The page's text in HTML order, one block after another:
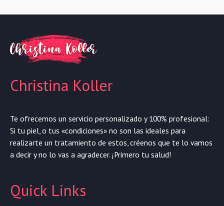
Christina Koller
Te ofrecemos un servicio personalizado y 100% profesional:
Si tu piel, o tus «condiciones» no son las ideales para
realizarte un tratamiento de estos, créenos que te lo vamos
a decir y no lo vas a agradecer. ¡Primero tu salud!
Quick Links